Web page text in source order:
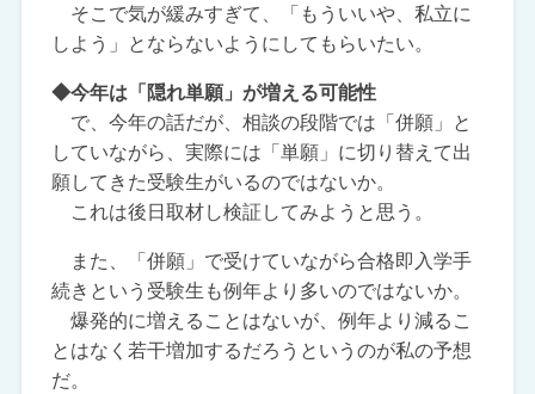
そこで気が緩みすぎて、「もういいや、私立に
しよう」とならないようにしてもらいたい。
◆今年は「隠れ単願」が増える可能性
で、今年の話だが、相談の段階では「併願」と
していながら、実際には「単願」に切り替えて出
願してきた受験生がいるのではないか。
これは後日取材し検証してみようと思う。
また、「併願」で受けていながら合格即入学手
続きという受験生も例年より多いのではないか。
爆発的に増えることはないが、例年より減るこ
とはなく若干増加するだろうというのが私の予想
だ。